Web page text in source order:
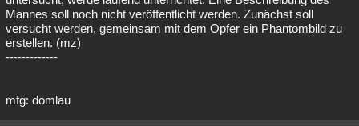
Mannes soll noch nicht veröffentlicht werden. Zunächst soll
versucht werden, gemeinsam mit dem Opfer ein Phantombild zu
erstellen. (mz)
-------------
mfg: domlau